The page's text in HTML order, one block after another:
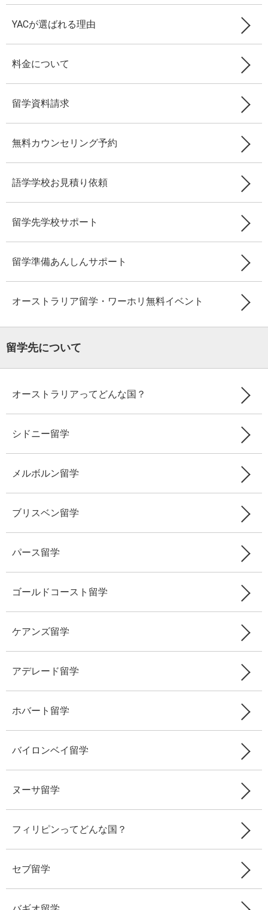
YACが選ばれる理由
料金について
留学資料請求
無料カウンセリング予約
語学学校お見積り依頼
留学先学校サポート
留学準備あんしんサポート
オーストラリア留学・ワーホリ無料イベント
留学先について
オーストラリアってどんな国？
シドニー留学
メルボルン留学
ブリスベン留学
パース留学
ゴールドコースト留学
ケアンズ留学
アデレード留学
ホバート留学
バイロンベイ留学
ヌーサ留学
フィリピンってどんな国？
セブ留学